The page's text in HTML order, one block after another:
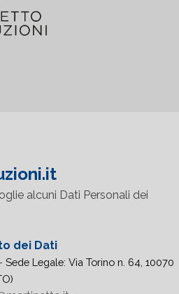
alcuni Dati Personali dei
dei Dati
Sede Legale: Via Torino n. 64, 10070